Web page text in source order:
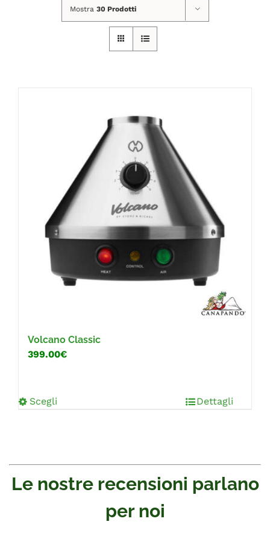
FIERE E COLLABORAZIONI
Mostra 30 Prodotti
Volcano Classic
399.00€
Scegli Dettagli
Le nostre recensioni parlano
per noi